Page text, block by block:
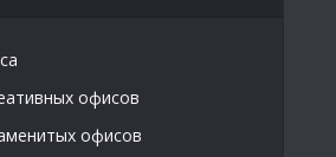
офисов
офисов